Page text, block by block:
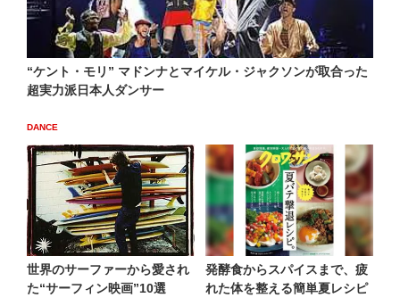
“ケント・モリ” マドンナとマイケル・ジャクソンが取合った
超実力派日本人ダンサー
DANCE
世界のサーファーから愛され
た“サーフィン映画”10選
発酵食からスパイスまで、疲
れた体を整える簡単夏レシピ